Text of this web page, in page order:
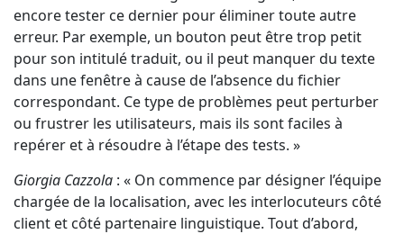
encore tester ce dernier pour éliminer toute autre
erreur. Par exemple, un bouton peut être trop petit
pour son intitulé traduit, ou il peut manquer du texte
dans une fenêtre à cause de l’absence du fichier
correspondant. Ce type de problèmes peut perturber
ou frustrer les utilisateurs, mais ils sont faciles à
repérer et à résoudre à l’étape des tests. »
Giorgia Cazzola : « On commence par désigner l’équipe
chargée de la localisation, avec les interlocuteurs côté
client et côté partenaire linguistique. Tout d’abord,